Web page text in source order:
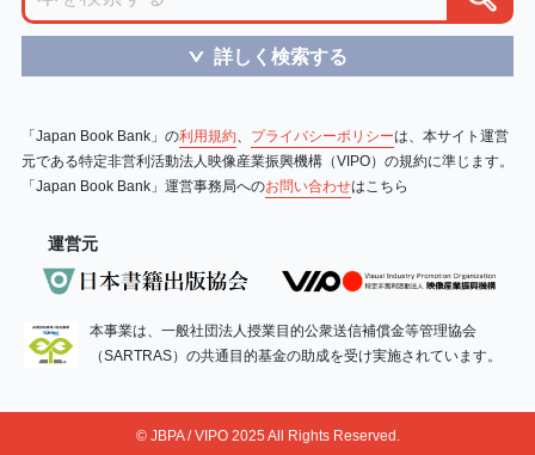
＞ 詳しく検索する
「Japan Book Bank」の利用規約、 プライバシーポリシーは、本サイト運営
元である特定非営利活動法人映像産業振興機構（VIPO）の規約に準じます。
「Japan Book Bank」運営事務局へのお問い合わせはこちら
運営元
本事業は、一般社団法人授業目的公衆送信補償金等管理協会
（SARTRAS）の共通目的基金の助成を受け実施されています。
© JBPA / VIPO 2025 All Rights Reserved.